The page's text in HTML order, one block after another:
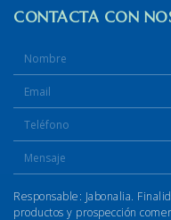
CONTACTA CON
Responsable: Jabonalia.
productos y prospección